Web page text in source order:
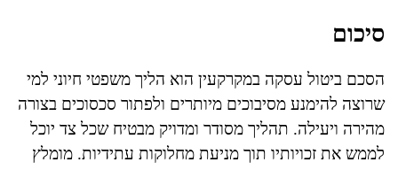
סיכום
הסכם ביטול עסקה במקרקעין הוא הליך משפטי חיוני למי
שרוצה להימנע מסיבוכים מיותרים ולפתור סכסוכים בצורה
מהירה ויעילה. תהליך מסודר ומדויק מבטיח שכל צד יוכל
לממש את זכויותיו תוך מניעת מחלוקות עתידיות. מומלץ